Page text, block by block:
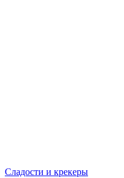
Сладости и крекеры